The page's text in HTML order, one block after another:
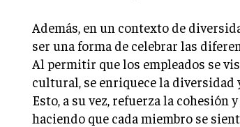
Además, en un contexto de
ser una forma de celebrar las
Al permitir que los empleados se
cultural, se enriquece la
Esto, a su vez, refuerza la cohesión
haciendo que cada miembro se